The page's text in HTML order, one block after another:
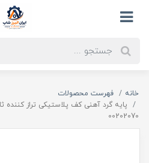
خانه
فهرست محصولات
00202070